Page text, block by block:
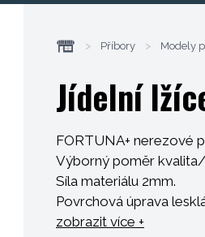
> Příbory > Modely
Jídelní
FORTUNA+ nerezové
Výborný poměr
Síla materiálu 2mm.
Povrchová úprava
Nože jsou kované
zobrazit více +